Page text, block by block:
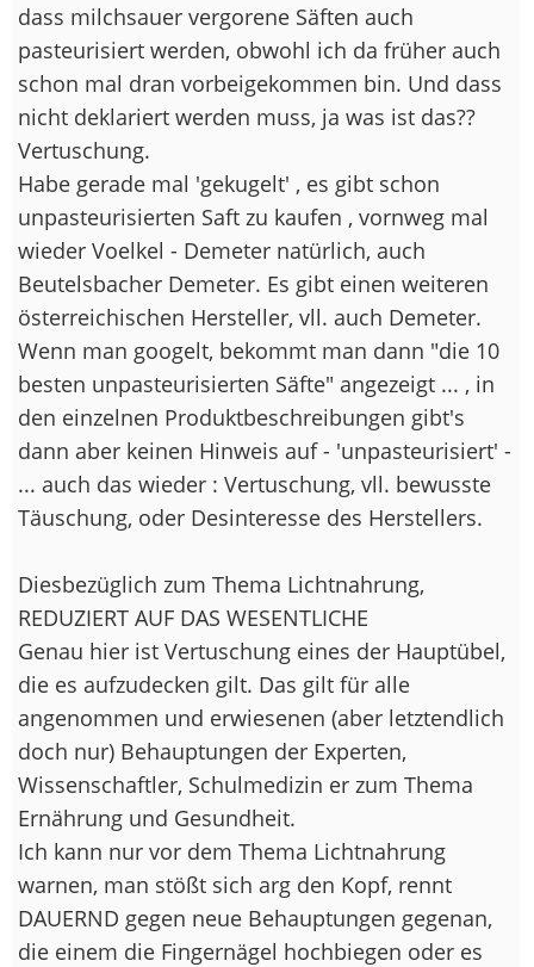
dass milchsauer vergorene Säften auch
pasteurisiert werden, obwohl ich da früher auch
schon mal dran vorbeigekommen bin. Und dass
nicht deklariert werden muss, ja was ist das??
Vertuschung.
Habe gerade mal 'gekugelt' , es gibt schon
unpasteurisierten Saft zu kaufen , vornweg mal
wieder Voelkel - Demeter natürlich, auch
Beutelsbacher Demeter. Es gibt einen weiteren
österreichischen Hersteller, vll. auch Demeter.
Wenn man googelt, bekommt man dann "die 10
besten unpasteurisierten Säfte" angezeigt ... , in
den einzelnen Produktbeschreibungen gibt's
dann aber keinen Hinweis auf - 'unpasteurisiert' -
... auch das wieder : Vertuschung, vll. bewusste
Täuschung, oder Desinteresse des Herstellers.
Diesbezüglich zum Thema Lichtnahrung,
REDUZIERT AUF DAS WESENTLICHE
Genau hier ist Vertuschung eines der Hauptübel,
die es aufzudecken gilt. Das gilt für alle
angenommen und erwiesenen (aber letztendlich
doch nur) Behauptungen der Experten,
Wissenschaftler, Schulmedizin er zum Thema
Ernährung und Gesundheit.
Ich kann nur vor dem Thema Lichtnahrung
warnen, man stößt sich arg den Kopf, rennt
DAUERND gegen neue Behauptungen gegenan,
die einem die Fingernägel hochbiegen oder es